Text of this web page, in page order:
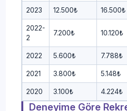
2023 12.500₺ 16.500₺
2022-
2
7.200₺ 10.120₺
2022 5.600₺ 7.788₺
2021 3.800₺ 5.148₺
2020 3.100₺ 4.224₺
Deneyime Göre